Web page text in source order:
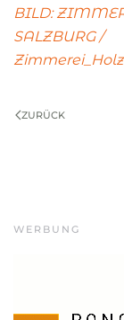
BILD:
SALZBURG /
ZURÜCK
WERBUNG